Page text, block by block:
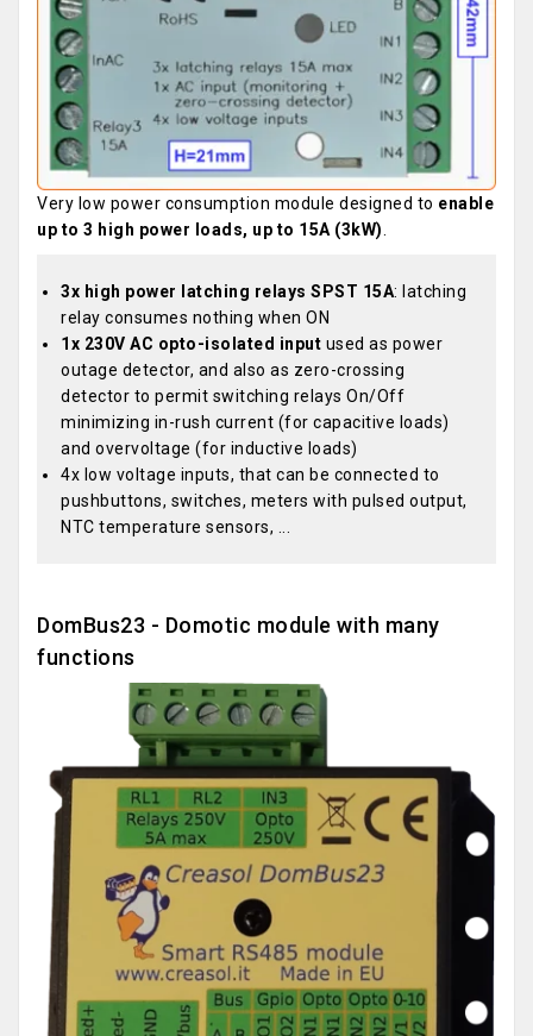
Very low power consumption module designed to enable
up to 3 high power loads, up to 15A (3kW)
3x high power latching relays SPST 15A: latching
relay consumes nothing when ON
1x 230V AC opto-isolated input used as power
outage detector, and also as zero-crossing
detector to permit switching relays On/Off
minimizing in-rush current (for capacitive loads)
and overvoltage (for inductive loads)
4x low voltage inputs, that can be connected to
pushbuttons, switches, meters with pulsed output,
NTC temperature sensors, ...
DomBus23 - Domotic module with many
functions